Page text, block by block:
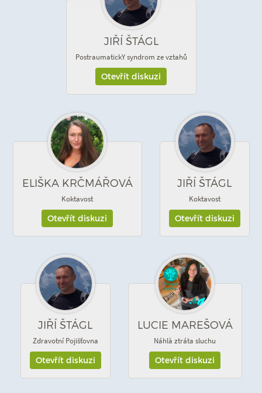
JIŘÍ ŠTÁGL
PostraumatickY syndrom ze vztahů
Otevřít diskuzi
ELIŠKA KRČMÁŘOVÁ
Koktavost
Otevřít diskuzi
JIŘÍ ŠTÁGL
Koktavost
Otevřít diskuzi
JIŘÍ ŠTÁGL
Zdravotní Pojišťovna
Otevřít diskuzi
LUCIE MAREŠOVÁ
Náhlà ztráta sluchu
Otevřít diskuzi